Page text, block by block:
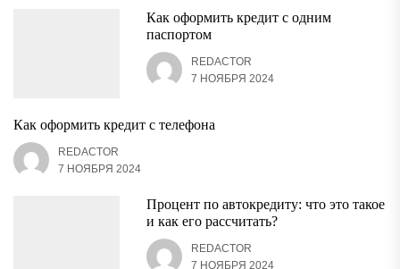
Как оформить кредит с одним
паспортом
REDACTOR
7 НОЯБРЯ 2024
Как оформить кредит с телефона
REDACTOR
7 НОЯБРЯ 2024
Процент по автокредиту: что это такое
и как его рассчитать?
REDACTOR
7 НОЯБРЯ 2024